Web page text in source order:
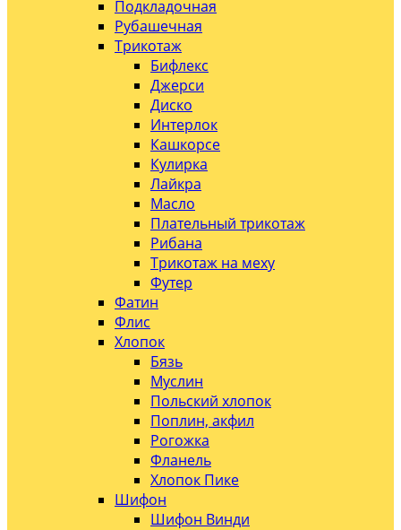
Подкладочная
Рубашечная
Трикотаж
Бифлекс
Джерси
Диско
Интерлок
Кашкорсе
Кулирка
Лайкра
Масло
Плательный трикотаж
Рибана
Трикотаж на меху
Футер
Фатин
Флис
Хлопок
Бязь
Муслин
Польский хлопок
Поплин, акфил
Рогожка
Фланель
Хлопок Пике
Шифон
Шифон Винди